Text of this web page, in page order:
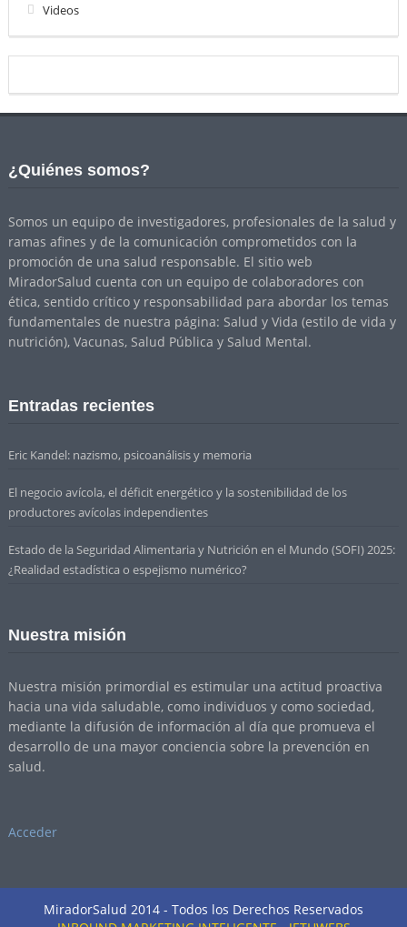
Videos
¿Quiénes somos?
Somos un equipo de investigadores, profesionales de la salud y
ramas afines y de la comunicación comprometidos con la
promoción de una salud responsable. El sitio web
MiradorSalud cuenta con un equipo de colaboradores con
ética, sentido crítico y responsabilidad para abordar los temas
fundamentales de nuestra página: Salud y Vida (estilo de vida y
nutrición), Vacunas, Salud Pública y Salud Mental.
Entradas recientes
Eric Kandel: nazismo, psicoanálisis y memoria
El negocio avícola, el déficit energético y la sostenibilidad de los
productores avícolas independientes
Estado de la Seguridad Alimentaria y Nutrición en el Mundo (SOFI) 2025:
¿Realidad estadística o espejismo numérico?
Nuestra misión
Nuestra misión primordial es estimular una actitud proactiva
hacia una vida saludable, como individuos y como sociedad,
mediante la difusión de información al día que promueva el
desarrollo de una mayor conciencia sobre la prevención en
salud.
Acceder
MiradorSalud 2014 - Todos los Derechos Reservados